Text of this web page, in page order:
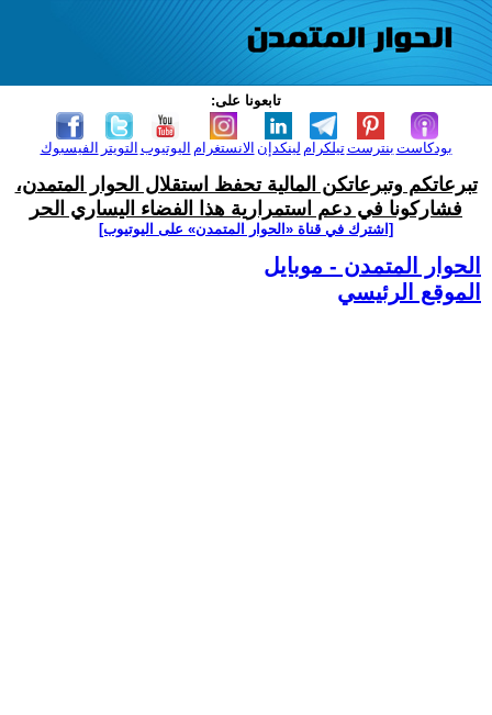
تابعونا على:
الفيسبوك التويتر اليوتيوب الانستغرام لينكدإن تيلكرامبنترست بودكاست
تبرعاتكم وتبرعاتكن المالية تحفظ استقلال الحوار المتمدن،
فشاركونا في دعم استمرارية هذا الفضاء اليساري الحر
[اشترك في قناة ‫«الحوار المتمدن» على اليوتيوب]
الحوار المتمدن - موبايل
الموقع الرئيسي